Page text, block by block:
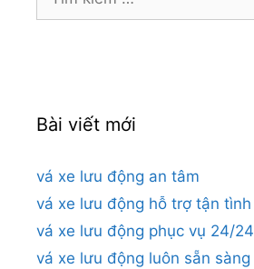
Bài viết mới
vá xe lưu động an tâm
vá xe lưu động hỗ trợ tận tình
vá xe lưu động phục vụ 24/24
vá xe lưu động luôn sẵn sàng